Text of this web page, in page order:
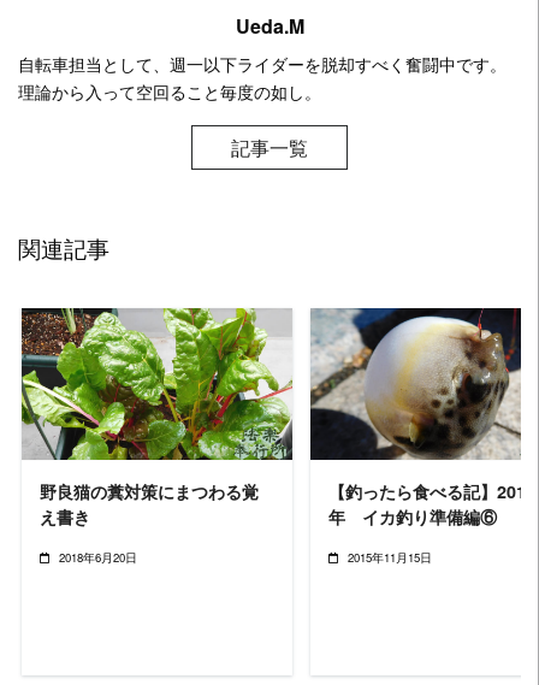
Ueda.M
自転車担当として、週一以下ライダーを脱却すべく奮闘中です。
理論から入って空回ること毎度の如し。
記事一覧
関連記事
READ MORE
野良猫の糞対策にまつわる覚
え書き
2018年6月20日
READ MORE
【釣ったら食べる記】2015
年 イカ釣り準備編⑥
2015年11月15日